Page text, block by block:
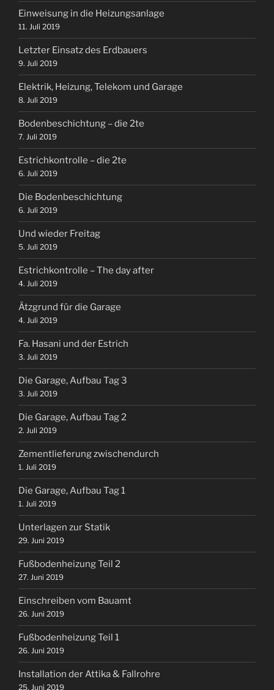
Einweisung in die Heizungsanlage
11. Juli 2019
Letzter Einsatz des Erdbauers
9. Juli 2019
Elektrik, Heizung, Telekom und Garage
8. Juli 2019
Bodenbeschichtung – die 2te
7. Juli 2019
Estrichkontrolle – die 2te
6. Juli 2019
Die Bodenbeschichtung
6. Juli 2019
Und wieder Freitag
5. Juli 2019
Estrichkontrolle – The day after
4. Juli 2019
Ätzgrund für die Garage
4. Juli 2019
Fa. Hasani und der Estrich
3. Juli 2019
Die Garage, Aufbau Tag 3
3. Juli 2019
Die Garage, Aufbau Tag 2
2. Juli 2019
Zementlieferung zwischendurch
1. Juli 2019
Die Garage, Aufbau Tag 1
1. Juli 2019
Unterlagen zur Statik
29. Juni 2019
Fußbodenheizung Teil 2
27. Juni 2019
Einschreiben vom Bauamt
26. Juni 2019
Fußbodenheizung Teil 1
26. Juni 2019
Installation der Attika & Fallrohre
25. Juni 2019